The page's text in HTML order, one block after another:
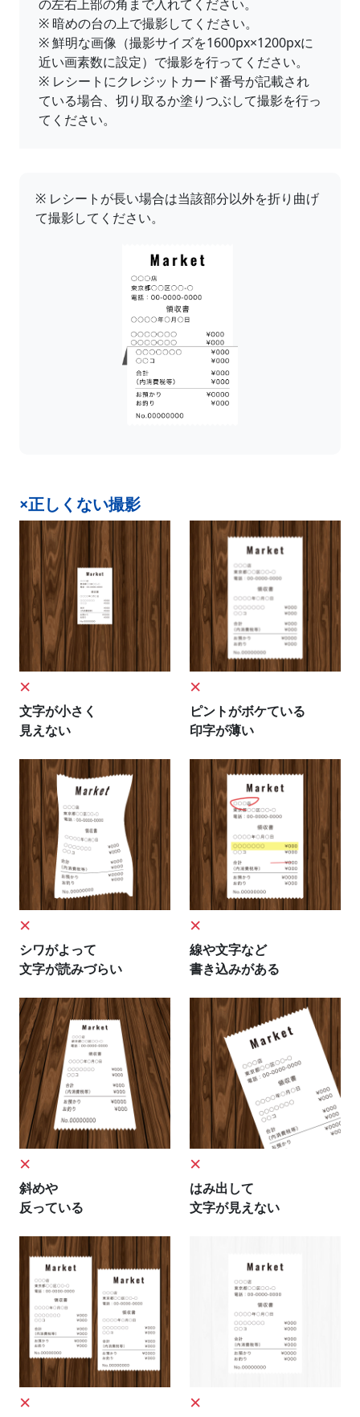
の左右上部の角まで入れてください。
※暗めの台の上で撮影してください。
※鮮明な画像（撮影サイズを1600px×1200pxに
近い画素数に設定）で撮影を行ってください。
※ レシートにクレジットカード番号が記載され
ている場合、切り取るか塗りつぶして撮影を行っ
てください。
※ レシートが長い場合は当該部分以外を折り曲げ
て撮影してください。
×正しくない撮影
×
文字が小さく
見えない
×
ピントがボケている
印字が薄い
×
シワがよって
文字が読みづらい
×
線や文字など
書き込みがある
×
斜めや
反っている
×
はみ出して
文字が見えない
× ×